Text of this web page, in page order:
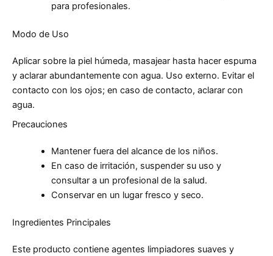
para profesionales.
Modo de Uso
Aplicar sobre la piel húmeda, masajear hasta hacer espuma
y aclarar abundantemente con agua. Uso externo. Evitar el
contacto con los ojos; en caso de contacto, aclarar con
agua.
Precauciones
Mantener fuera del alcance de los niños.
En caso de irritación, suspender su uso y
consultar a un profesional de la salud.
Conservar en un lugar fresco y seco.
Ingredientes Principales
Este producto contiene agentes limpiadores suaves y